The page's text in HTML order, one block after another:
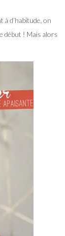
à d’habitude, on
début ! Mais alors